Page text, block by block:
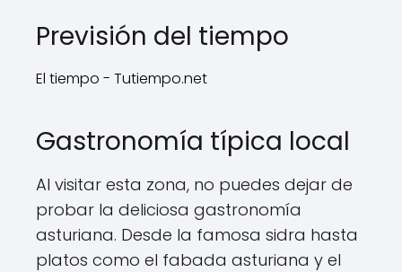
Previsión del tiempo
El tiempo - Tutiempo.net
Gastronomía típica local
Al visitar esta zona, no puedes dejar de
probar la deliciosa gastronomía
asturiana. Desde la famosa sidra hasta
platos como el fabada asturiana y el